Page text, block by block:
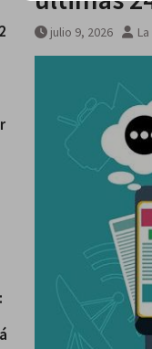
julio 9, 2026